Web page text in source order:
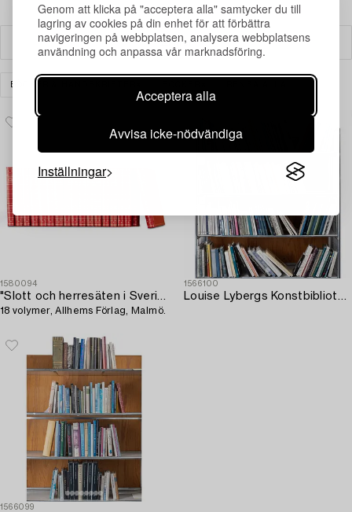
Genom att klicka på "acceptera alla" samtycker du till
lagring av cookies på din enhet för att förbättra
navigeringen på webbplatsen, analysera webbplatsens
användning och anpassa vår marknadsföring.
Acceptera alla
Avvisa icke-nödvändiga
Inställningar
Filter
BÖCKER & HANDSKRIFTER
1580094
"Slott och herresäten i Sverige",
18 volymer, Allhems Förlag, Malmö.
1566100
Louise Lybergs Konstbibliotek.
1566099